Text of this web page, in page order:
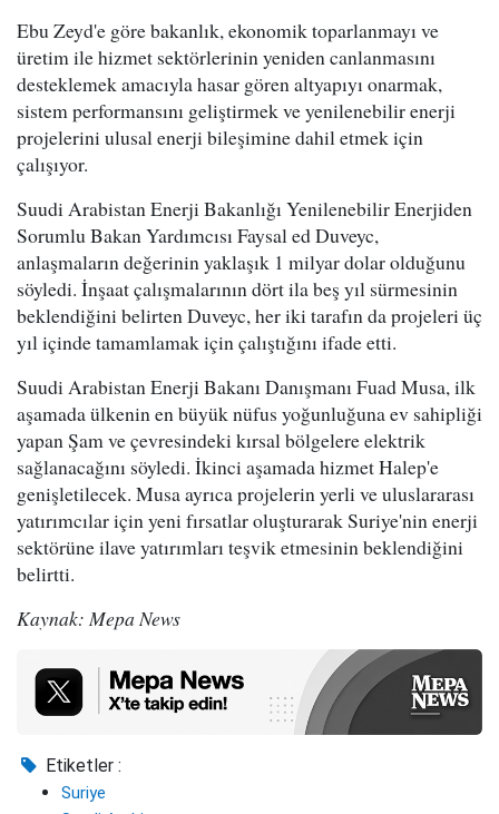
Ebu Zeyd'e göre bakanlık, ekonomik toparlanmayı ve
üretim ile hizmet sektörlerinin yeniden canlanmasını
desteklemek amacıyla hasar gören altyapıyı onarmak,
sistem performansını geliştirmek ve yenilenebilir enerji
projelerini ulusal enerji bileşimine dahil etmek için
çalışıyor.
Suudi Arabistan Enerji Bakanlığı Yenilenebilir Enerjiden
Sorumlu Bakan Yardımcısı Faysal ed Duveyc,
anlaşmaların değerinin yaklaşık 1 milyar dolar olduğunu
söyledi. İnşaat çalışmalarının dört ila beş yıl sürmesinin
beklendiğini belirten Duveyc, her iki tarafın da projeleri üç
yıl içinde tamamlamak için çalıştığını ifade etti.
Suudi Arabistan Enerji Bakanı Danışmanı Fuad Musa, ilk
aşamada ülkenin en büyük nüfus yoğunluğuna ev sahipliği
yapan Şam ve çevresindeki kırsal bölgelere elektrik
sağlanacağını söyledi. İkinci aşamada hizmet Halep'e
genişletilecek. Musa ayrıca projelerin yerli ve uluslararası
yatırımcılar için yeni fırsatlar oluşturarak Suriye'nin enerji
sektörüne ilave yatırımları teşvik etmesinin beklendiğini
belirtti.
Kaynak: Mepa News
Etiketler :
Suriye